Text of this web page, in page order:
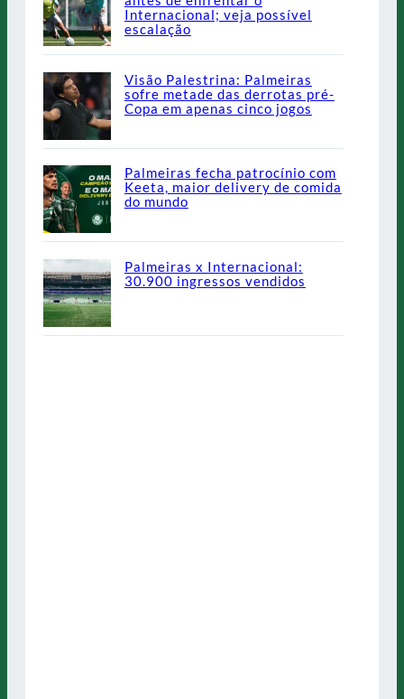
Internacional; veja possível
escalação
Visão Palestrina: Palmeiras
sofre metade das derrotas pré-
Copa em apenas cinco jogos
Palmeiras fecha patrocínio com
Keeta, maior delivery de comida
do mundo
Palmeiras x Internacional:
30.900 ingressos vendidos